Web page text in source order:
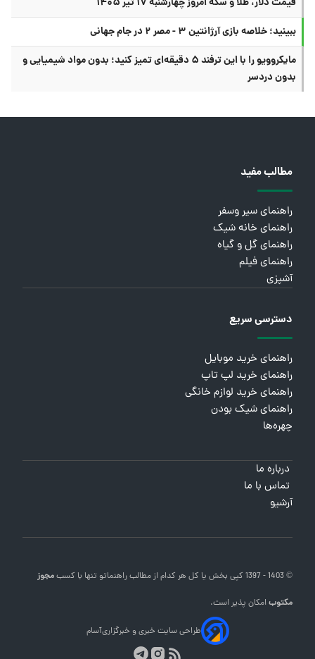
ببینید؛ خلاصه بازی آرژانتین ۳ - مصر ۲ در جام جهانی
مایکروویو را با این ترفند ۵ دقیقه‌ای تمیز کنید؛ بدون مواد شیمیایی و
بدون دردسر
مطالب مفید
راهنمای سیر وسفر
راهنمای خانه شیک
راهنمای گل و گیاه
راهنمای فیلم
آشپزی
دسترسی سریع
راهنمای خرید موبایل
راهنمای خرید لپ تاپ
راهنمای خرید لوازم خانگی
راهنمای شیک بودن
چهره‌ها
درباره ما
تماس با ما
آرشیو
© 1403 - 1397 کپی بخش یا کل هر کدام از مطالب راهنماتو تنها با کسبمجوز
مکتوبامکان پذیر است.
طراحی سایت خبری و خبرگزاریآسام